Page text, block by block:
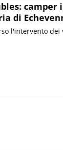
camper
di
l'intervento